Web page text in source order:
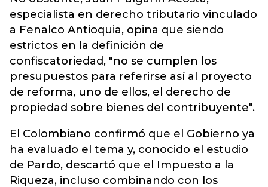
especialista en derecho tributario vinculado
a Fenalco Antioquia, opina que siendo
estrictos en la definición de
confiscatoriedad, "no se cumplen los
presupuestos para referirse así al proyecto
de reforma, uno de ellos, el derecho de
propiedad sobre bienes del contribuyente".
El Colombiano confirmó que el Gobierno ya
ha evaluado el tema y, conocido el estudio
de Pardo, descartó que el Impuesto a la
Riqueza, incluso combinando con los